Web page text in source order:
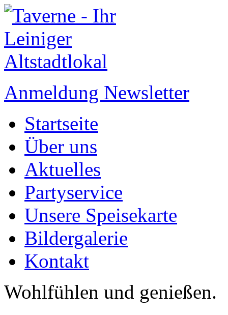
Anmeldung Newsletter
Startseite
Über uns
Aktuelles
Partyservice
Unsere Speisekarte
Bildergalerie
Kontakt
Wohlfühlen und genießen.